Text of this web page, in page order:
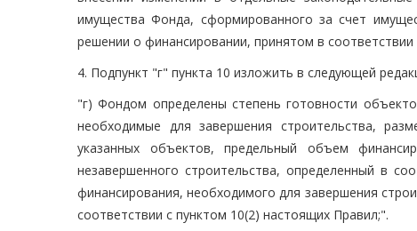
имущества Фонда, сформированного за счет
решении о финансировании, принятом в
4. Подпункт "г" пункта 10 изложить в следующей
"г) Фондом определены степень готовности
необходимые для завершения строительства,
указанных объектов, предельный объем
незавершенного строительства, определенный в
финансирования, необходимого для завершения
соответствии с пунктом 10(2) настоящих Правил;".